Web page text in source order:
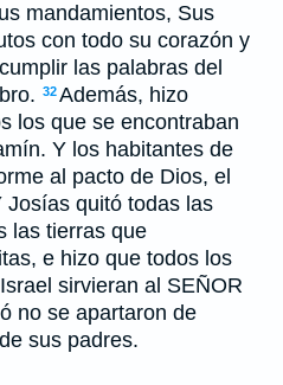
mandamientos, Sus
con todo su corazón y
las palabras del
32Además, hizo
los que se encontraban
Y los habitantes de
al pacto de Dios, el
Josías quitó todas las
las tierras que
e hizo que todos los
sirvieran al SEÑOR
no se apartaron de
sus padres.